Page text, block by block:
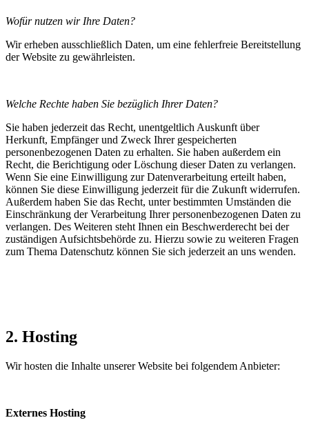
Wofür nutzen wir Ihre Daten?
Wir erheben ausschließlich Daten, um eine fehlerfreie Bereitstellung
der Website zu gewährleisten.
Welche Rechte haben Sie bezüglich Ihrer Daten?
Sie haben jederzeit das Recht, unentgeltlich Auskunft über
Herkunft, Empfänger und Zweck Ihrer gespeicherten
personenbezogenen Daten zu erhalten. Sie haben außerdem ein
Recht, die Berichtigung oder Löschung dieser Daten zu verlangen.
Wenn Sie eine Einwilligung zur Datenverarbeitung erteilt haben,
können Sie diese Einwilligung jederzeit für die Zukunft widerrufen.
Außerdem haben Sie das Recht, unter bestimmten Umständen die
Einschränkung der Verarbeitung Ihrer personenbezogenen Daten zu
verlangen. Des Weiteren steht Ihnen ein Beschwerderecht bei der
zuständigen Aufsichtsbehörde zu. Hierzu sowie zu weiteren Fragen
zum Thema Datenschutz können Sie sich jederzeit an uns wenden.
2. Hosting
Wir hosten die Inhalte unserer Website bei folgendem Anbieter:
Externes Hosting